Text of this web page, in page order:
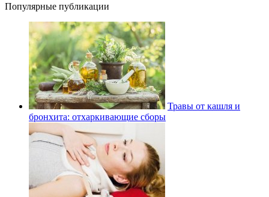
Популярные публикации
Травы от кашля и
бронхита: отхаркивающие сборы